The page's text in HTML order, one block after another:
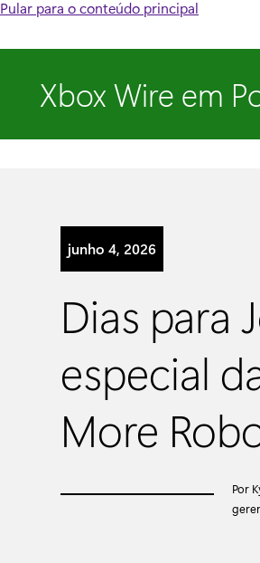
Pular para o conteúdo principal
Xbox Wire em
junho 4, 2026
Dias para
especial
More
Por